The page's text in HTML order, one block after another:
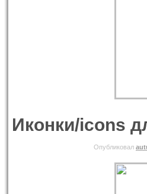
Иконки/icons
Опубликовал